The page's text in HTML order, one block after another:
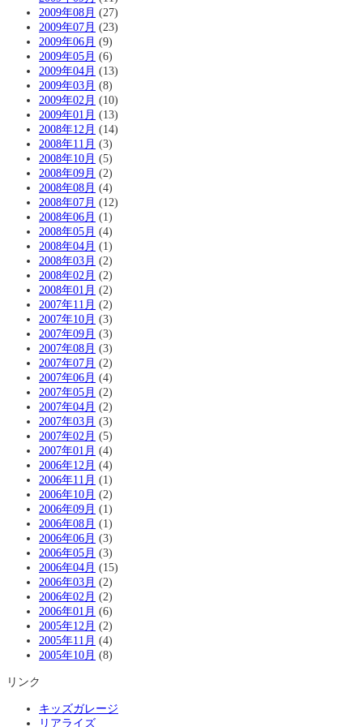
2009年08月 (27)
2009年07月 (23)
2009年06月 (9)
2009年05月 (6)
2009年04月 (13)
2009年03月 (8)
2009年02月 (10)
2009年01月 (13)
2008年12月 (14)
2008年11月 (3)
2008年10月 (5)
2008年09月 (2)
2008年08月 (4)
2008年07月 (12)
2008年06月 (1)
2008年05月 (4)
2008年04月 (1)
2008年03月 (2)
2008年02月 (2)
2008年01月 (2)
2007年11月 (2)
2007年10月 (3)
2007年09月 (3)
2007年08月 (3)
2007年07月 (2)
2007年06月 (4)
2007年05月 (2)
2007年04月 (2)
2007年03月 (3)
2007年02月 (5)
2007年01月 (4)
2006年12月 (4)
2006年11月 (1)
2006年10月 (2)
2006年09月 (1)
2006年08月 (1)
2006年06月 (3)
2006年05月 (3)
2006年04月 (15)
2006年03月 (2)
2006年02月 (2)
2006年01月 (6)
2005年12月 (2)
2005年11月 (4)
2005年10月 (8)
リンク
キッズガレージ
リアライズ